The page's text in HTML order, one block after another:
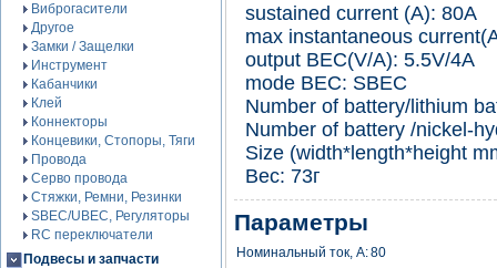
Виброгасители
Другое
Замки / Защелки
Инструмент
Кабанчики
Клей
Коннекторы
Концевики, Стопоры, Тяги
Провода
Серво провода
Стяжки, Ремни, Резинки
SBEC/UBEC, Регуляторы
RC переключатели
Подвесы и запчасти
sustained current (A): 80A
max instantaneous
output BEC(V/A): 5.5V/4A
mode BEC: SBEC
Number of battery/lithium
Number of battery /nickel-
Size (width*length*height
Вес: 73г
Параметры
Номинальный ток, А:80